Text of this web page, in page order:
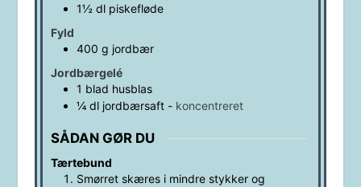
1½ dl piskefløde
Fyld
400 g jordbær
Jordbærgelé
1 blad husblas
¼ dl jordbærsaft- koncentreret
SÅDAN GØR DU
Tærtebund
Smørret skæres i mindre stykker og